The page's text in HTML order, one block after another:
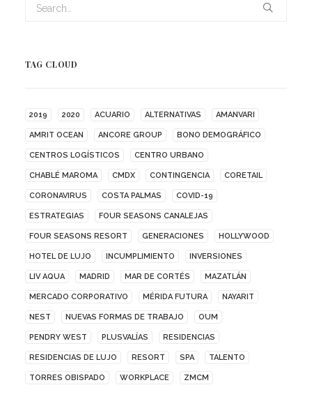
TAG CLOUD
2019 2020 ACUARIO ALTERNATIVAS AMANVARI
AMRIT OCEAN ANCORE GROUP BONO DEMOGRÁFICO
CENTROS LOGÍSTICOS CENTRO URBANO
CHABLÉ MAROMA CMDX CONTINGENCIA CORETAIL
CORONAVIRUS COSTA PALMAS COVID-19
ESTRATEGIAS FOUR SEASONS CANALEJAS
FOUR SEASONS RESORT GENERACIONES HOLLYWOOD
HOTEL DE LUJO INCUMPLIMIENTO INVERSIONES
LIV AQUA MADRID MAR DE CORTÉS MAZATLÁN
MERCADO CORPORATIVO MÉRIDA FUTURA NAYARIT
NEST NUEVAS FORMAS DE TRABAJO OUM
PENDRY WEST PLUSVALÍAS RESIDENCIAS
RESIDENCIAS DE LUJO RESORT SPA TALENTO
TORRES OBISPADO WORKPLACE ZMCM